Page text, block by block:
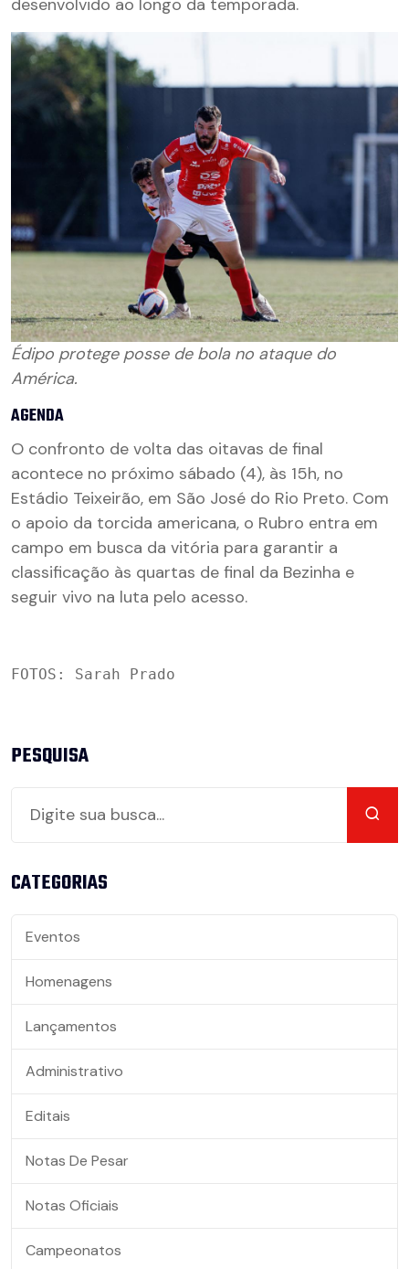
desenvolvido ao longo da temporada.
Édipo protege posse de bola no ataque do
América.
AGENDA
O confronto de volta das oitavas de final
acontece no próximo sábado (4), às 15h, no
Estádio Teixeirão, em São José do Rio Preto. Com
o apoio da torcida americana, o Rubro entra em
campo em busca da vitória para garantir a
classificação às quartas de final da Bezinha e
seguir vivo na luta pelo acesso.
FOTOS: Sarah Prado
PESQUISA
CATEGORIAS
Eventos
Homenagens
Lançamentos
Administrativo
Editais
Notas De Pesar
Notas Oficiais
Campeonatos